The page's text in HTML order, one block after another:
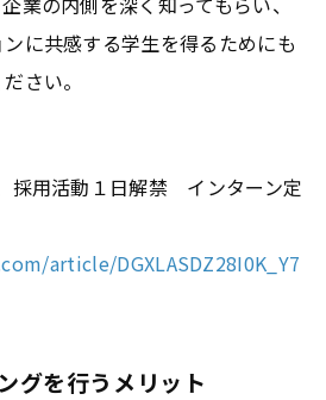
に共感する学生を得るためにも
さい。
採用活動１日解禁 インターン定
article/DGXLASDZ28I0K_Y7
グを行うメリット